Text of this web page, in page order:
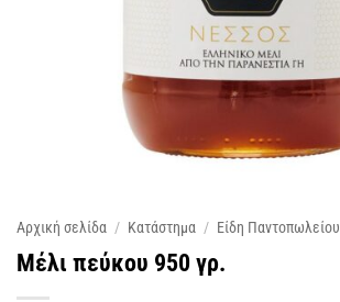
Αρχική σελίδα / Κατάστημα / Είδη Παντοπωλείου
Μέλι πεύκου 950 γρ.